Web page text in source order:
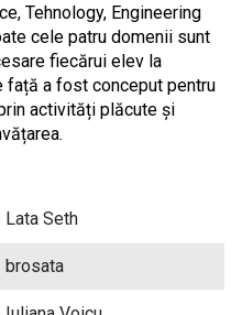
Tehnology, Engineering
cele patru domenii sunt
fiecărui elev la
a fost conceput pentru
activități plăcute și
Lata Seth
brosata